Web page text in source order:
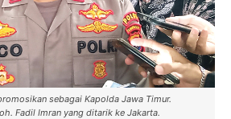
sebagai Kapolda Jawa Timur.
Fadil Imran yang ditarik ke Jakarta.